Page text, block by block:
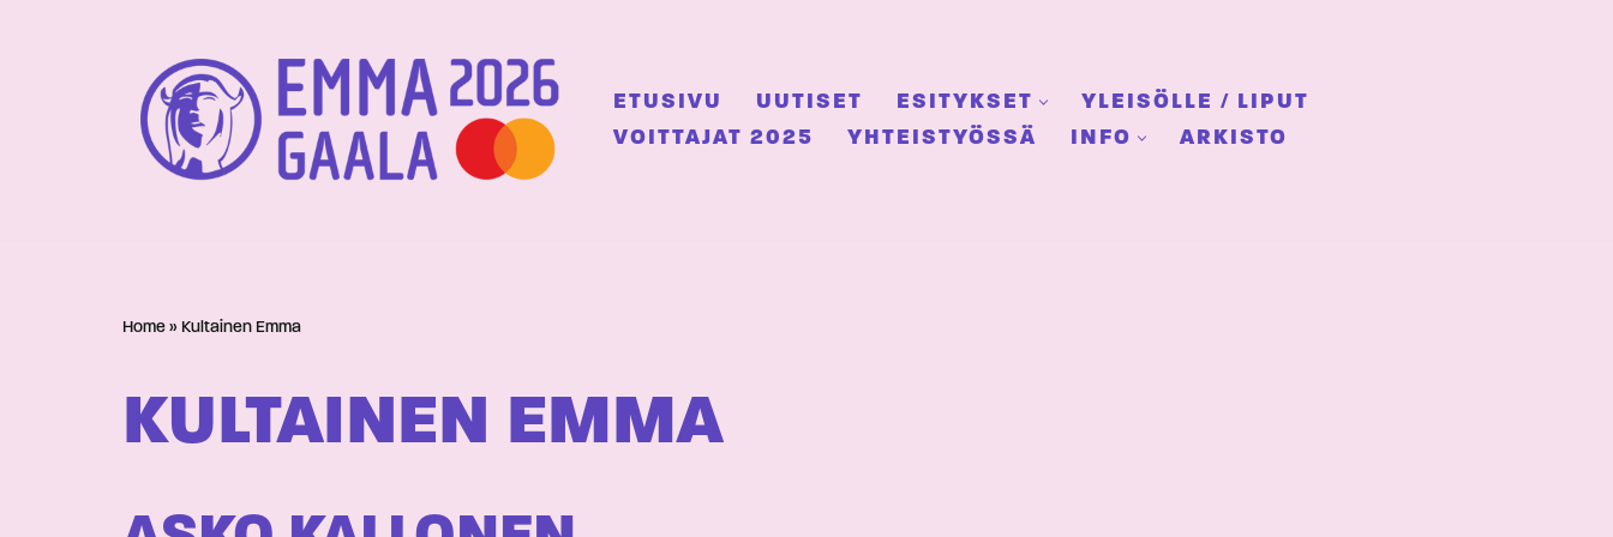
ETUSIVU UUTISET ESITYKSET
YLEISÖLLE / LIPUT
VOITTAJAT 2025
YHTEISTYÖSSÄ INFO ARKISTO
Home » Kultainen Emma
KULTAINEN EMMA